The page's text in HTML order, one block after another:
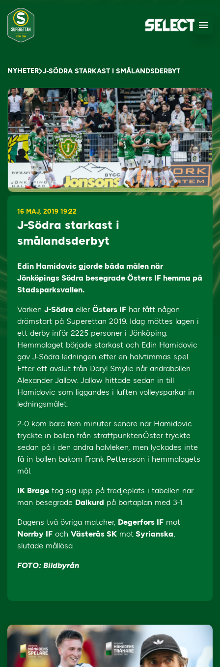
NYHETER J-SÖDRA STARKAST I SMÅLANDSDERBYT
16 MAJ, 2019 19:22
J-Södra starkast i
smålandsderbyt
Edin Hamidovic gjorde båda målen när
Jönköpings Södra besegrade Östers IF hemma på
Stadsparksvallen.
Varken J-Södra eller Östers IF har fått någon
drömstart på Superettan 2019. Idag möttes lagen i
ett derby inför 2225 personer i Jönköping.
Hemmalaget började starkast och Edin Hamidovic
gav J-Södra ledningen efter en halvtimmas spel.
Efter ett avslut från Daryl Smylie når andrabollen
Alexander Jallow. Jallow hittade sedan in till
Hamidovic som liggandes i luften volleysparkar in
ledningsmålet.
2-0 kom bara fem minuter senare när Hamidovic
tryckte in bollen från straffpunkten.Öster tryckte
sedan på i den andra halvleken, men lyckades inte
få in bollen bakom Frank Pettersson i hemmalagets
mål.
IK Brage tog sig upp på tredjeplats i tabellen när
man besegrade Dalkurd på bortaplan med 3-1.
Dagens två övriga matcher, Degerfors IF mot
Norrby IF och Västerås SK mot Syrianska,
slutade mållösa.
FOTO: Bildbyrån